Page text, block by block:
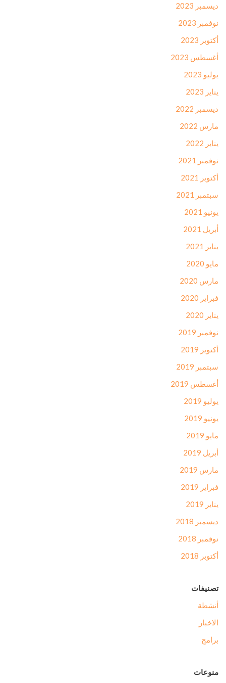
ديسمبر 2023
نوفمبر 2023
أكتوبر 2023
أغسطس 2023
يوليو 2023
يناير 2023
ديسمبر 2022
مارس 2022
يناير 2022
نوفمبر 2021
أكتوبر 2021
سبتمبر 2021
يونيو 2021
أبريل 2021
يناير 2021
مايو 2020
مارس 2020
فبراير 2020
يناير 2020
نوفمبر 2019
أكتوبر 2019
سبتمبر 2019
أغسطس 2019
يوليو 2019
يونيو 2019
مايو 2019
أبريل 2019
مارس 2019
فبراير 2019
يناير 2019
ديسمبر 2018
نوفمبر 2018
أكتوبر 2018
تصنيفات
أنشطة
الاخبار
برامج
منوعات